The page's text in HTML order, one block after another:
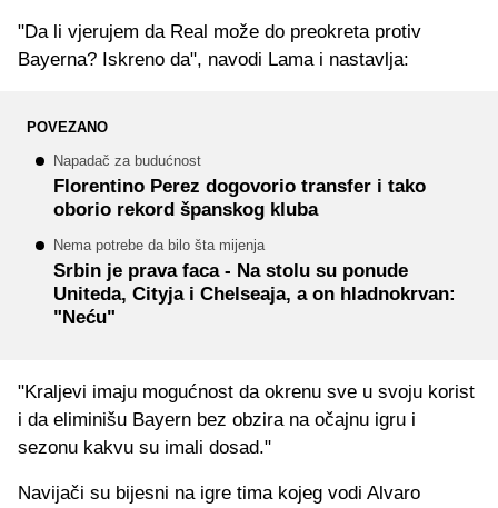
"Da li vjerujem da Real može do preokreta protiv
Bayerna? Iskreno da", navodi Lama i nastavlja:
POVEZANO
Napadač za budućnost
Florentino Perez dogovorio transfer i tako
oborio rekord španskog kluba
Nema potrebe da bilo šta mijenja
Srbin je prava faca - Na stolu su ponude
Uniteda, Cityja i Chelseaja, a on hladnokrvan:
"Neću"
"Kraljevi imaju mogućnost da okrenu sve u svoju korist
i da eliminišu Bayern bez obzira na očajnu igru i
sezonu kakvu su imali dosad."
Navijači su bijesni na igre tima kojeg vodi Alvaro